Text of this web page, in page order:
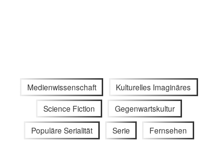
Medienwissenschaft Kulturelles Imaginäres
Science Fiction Gegenwartskultur
Populäre Serialität Serie Fernsehen